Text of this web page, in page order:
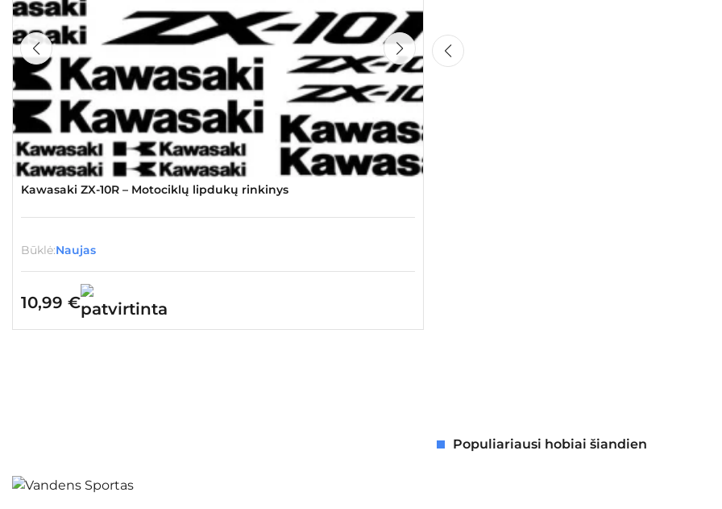
Kawasaki ZX-10R – Motociklų lipdukų rinkinys
Būklė:Naujas
10,99 €
Populiariausi hobiai šiandien